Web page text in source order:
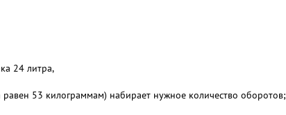
24 литра,
равен 53 килограммам) набирает нужное количество оборотов;